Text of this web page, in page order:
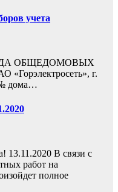
учета
ОБЩЕДОМОВЫХ
г.
№ дома…
13.11.2020 В связи с
работ на
полное